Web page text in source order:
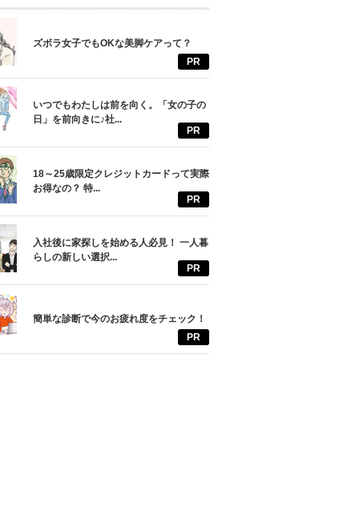
ズボラ女子でもOKな美脚ケアって？
PR
いつでもわたしは前を向く。「女の子の
日」を前向きに♪社...
PR
18～25歳限定クレジットカードって実際
お得なの？ 特...
PR
入社後に家探しを始める人必見！ 一人暮
らしの新しい選択...
PR
簡単な診断で今のお疲れ度をチェック！
PR